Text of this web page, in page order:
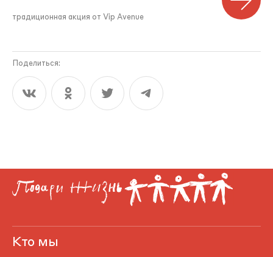
традиционная акция от Vip Avenue
Поделиться:
Кто мы